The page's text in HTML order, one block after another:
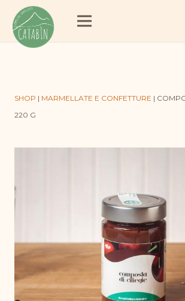
SHOP | MARMELLATE E CONFETTURE |
220 G